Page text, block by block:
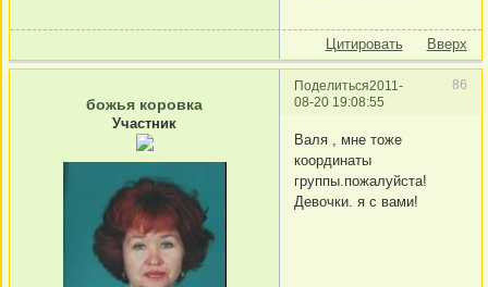
Цитировать Вверх
Поделиться 86
2011-
08-20 19:08:55
божья коровка
Участник
Валя , мне тоже
координаты
группы.пожалуйста!
Девочки. я с вами!